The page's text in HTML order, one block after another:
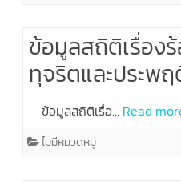
ข้อมูลสถิติเรื่อง
ทุจริตและประพ
ข้อมูลสถิติเรื่อ… Read
ไม่มีหมวดหมู่